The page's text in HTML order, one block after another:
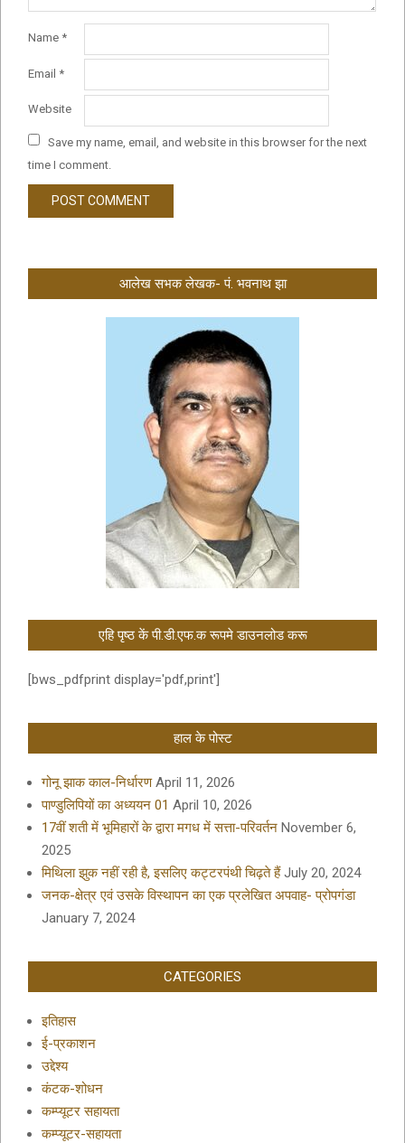
Name *
Email *
Website
Save my name, email, and website in this browser for the next
time I comment.
आलेख सभक लेखक- पं. भवनाथ झा
एहि पृष्ठ कें पी.डी.एफ.क रूपमे डाउनलोड करू
[bws_pdfprint display='pdf,print']
हाल के पोस्ट
गोनू झाक काल-निर्धारण April 11, 2026
पाण्डुलिपियों का अध्ययन 01 April 10, 2026
17वीं शती में भूमिहारों के द्वारा मगध में सत्ता-परिवर्तन November 6,
2025
मिथिला झुक नहीं रही है, इसलिए कट्टरपंथी चिढ़ते हैं July 20, 2024
जनक-क्षेत्र एवं उसके विस्थापन का एक प्रलेखित अपवाह- प्रोपगंडा
January 7, 2024
CATEGORIES
इतिहास
ई-प्रकाशन
उद्देश्य
कंटक-शोधन
कम्प्यूटर सहायता
कम्प्यूटर-सहायता